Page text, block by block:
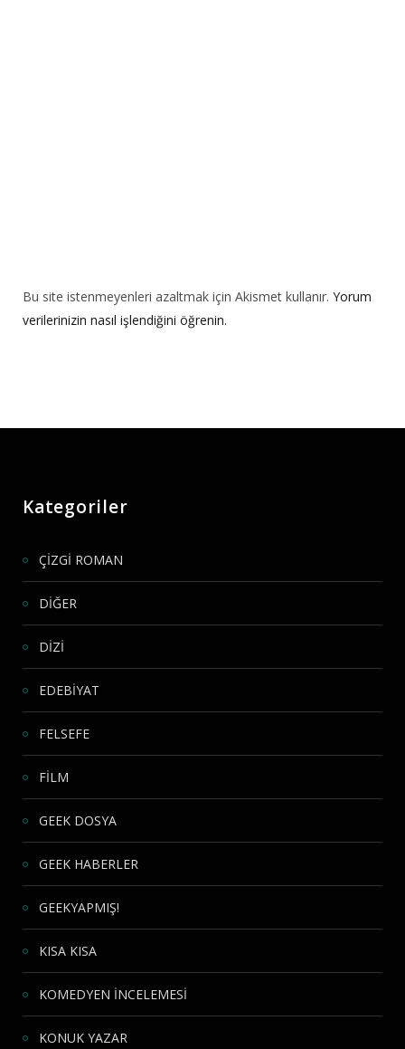
Bu site istenmeyenleri azaltmak için Akismet kullanır. Yorum
verilerinizin nasıl işlendiğini öğrenin.
Kategoriler
ÇİZGİ ROMAN
DİĞER
DİZİ
EDEBİYAT
FELSEFE
FİLM
GEEK DOSYA
GEEK HABERLER
GEEKYAPMIŞ!
KISA KISA
KOMEDYEN İNCELEMESİ
KONUK YAZAR